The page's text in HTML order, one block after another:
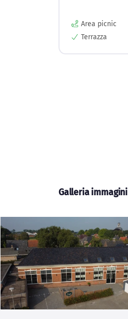
Area picnic
Terrazza
Galleria immagini